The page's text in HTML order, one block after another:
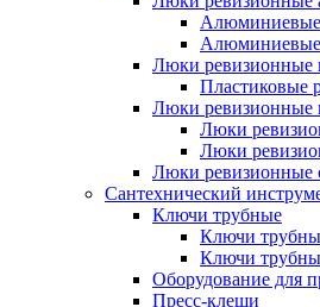
Алюминиевые
Люки ревизионные
Пластиковые
Люки ревизионные
Люки
Люки
Люки ревизионные
Сантехнический
Ключи трубные
Ключи
Ключи
Оборудование для
Пресс-клещи